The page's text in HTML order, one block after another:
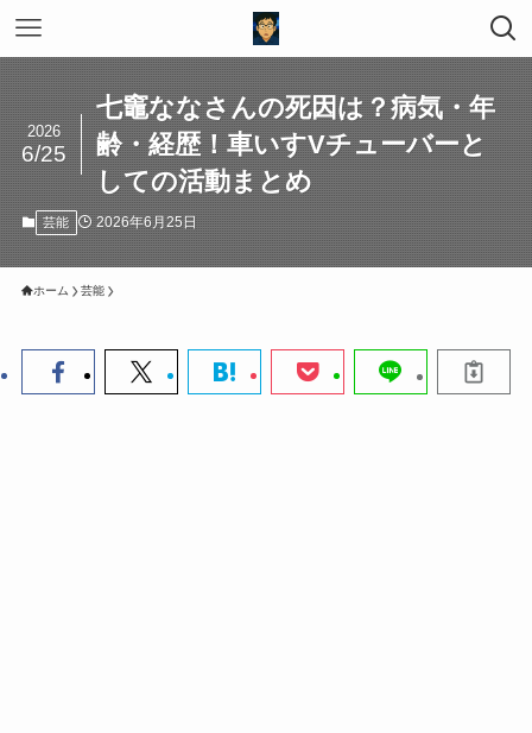
七竈ななさんの死因は？病気・年
齢・経歴！車いすVチューバーと
しての活動まとめ
2026
6/25
芸能 2026年6月25日
ホーム 芸能